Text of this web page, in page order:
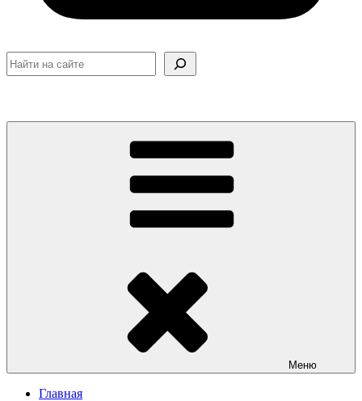
Поиск
Меню
Главная